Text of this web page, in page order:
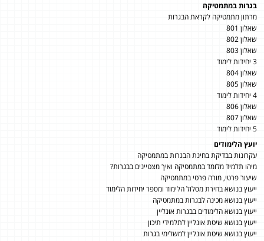
בגרות במתמטיקה
מרתון מתמטיקה לקראת הבגרות
שאלון 801
שאלון 802
שאלון 803
3 יחידות לימוד
שאלון 804
שאלון 805
4 יחידות לימוד
שאלון 806
שאלון 807
5 יחידות לימוד
יועץ הלימודים
עקרונות בבדיקת בחינת הבגרות במתמטיקה
מיהו תלמיד מלומד במתמטיקה ואיך מצטיינים בבגרות?
שיעור פרטי, מורה פרטי במתמטיקה
ייעוץ בנושא בחירת מסלול הלימוד ומספר יחידות הלימוד
ייעוץ בנושא מכינה לבגרות במתמטיקה
ייעוץ בנושא הלימודים בבגרות אונליין
ייעוץ בנושא שיטת אונליין לתלמידי תיכון
ייעוץ בנושא שיטת אונליין למשלימי בגרות